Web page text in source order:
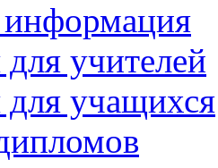
учителей
учащихся